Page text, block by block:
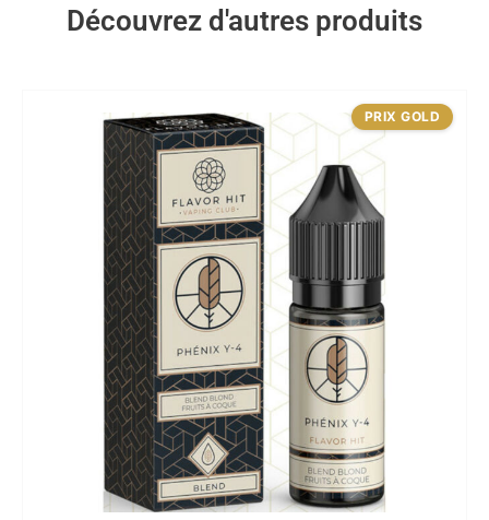
Découvrez d'autres produits
PRIX GOLD